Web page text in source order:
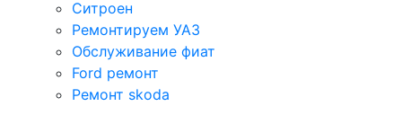
Ситроен
Ремонтируем УАЗ
Обслуживание фиат
Ford ремонт
Ремонт skoda